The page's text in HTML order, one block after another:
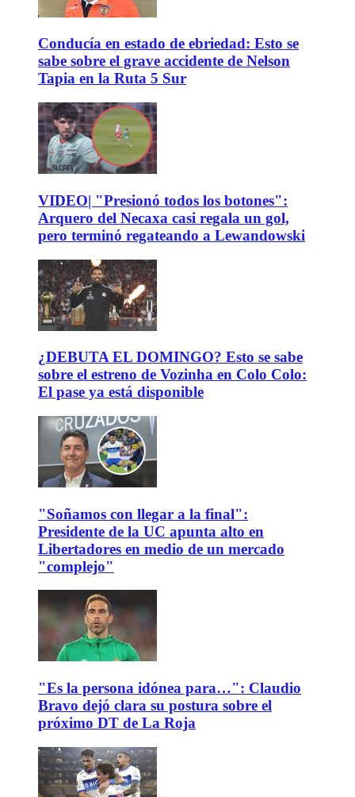
Conducía en estado de ebriedad: Esto se
sabe sobre el grave accidente de Nelson
Tapia en la Ruta 5 Sur
VIDEO| "Presionó todos los botones":
Arquero del Necaxa casi regala un gol,
pero terminó regateando a Lewandowski
¿DEBUTA EL DOMINGO? Esto se sabe
sobre el estreno de Vozinha en Colo Colo:
El pase ya está disponible
"Soñamos con llegar a la final":
Presidente de la UC apunta alto en
Libertadores en medio de un mercado
"complejo"
"Es la persona idónea para…": Claudio
Bravo dejó clara su postura sobre el
próximo DT de La Roja